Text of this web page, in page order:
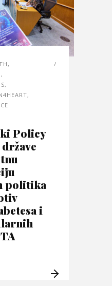
,
,
,
,
Policy
politika
i